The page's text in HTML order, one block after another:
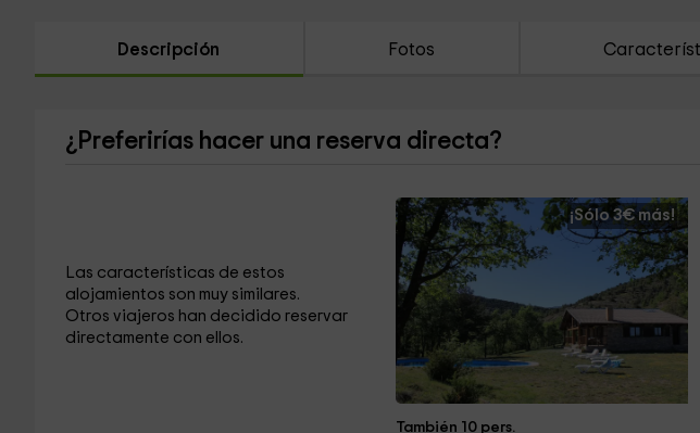
Descripción Fotos
¿Preferirías hacer una reserva directa?
Las características de estos
alojamientos son muy similares.
Otros viajeros han decidido reservar
directamente con ellos.
¡Sólo 3€ más!
También 10 pers.